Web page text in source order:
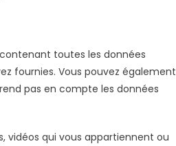
toutes les données
fournies. Vous pouvez également
pas en compte les données
vidéos qui vous appartiennent ou